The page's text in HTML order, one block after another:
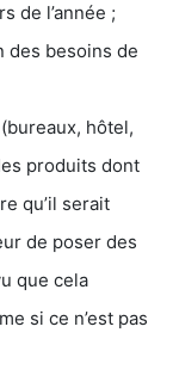
de l’année ;
des besoins de
hôtel,
produits dont
qu’il serait
de poser des
que cela
si ce n’est pas